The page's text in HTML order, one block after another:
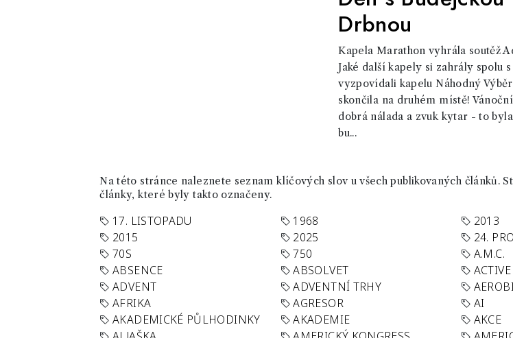
Drbnou
Kapela Marathon vyhrála soutěž
Jaké další kapely si zahrály spolu
vyzpovídali kapelu Náhodný
skončila na druhém místě!
dobrá nálada a zvuk kytar - to
bu...
Na této stránce naleznete seznam klíčových slov u všech publikovaných článků.
články, které byly takto označeny.
17. LISTOPADU 1968 2013
2015
2025 24.
70S
750 A.M.C.
ABSENCE
ABSOLVET
ADVENT
ADVENTNÍ TRHY
AFRIKA
AGRESOR AI
AKADEMICKÉ PŮLHODINKY
AKADEMIE AKCE